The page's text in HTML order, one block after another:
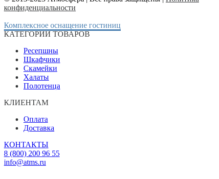
конфиденциальности
Комплексное оснащение гостиниц
КАТЕГОРИИ ТОВАРОВ
Ресепшны
Шкафчики
Скамейки
Халаты
Полотенца
КЛИЕНТАМ
Оплата
Доставка
КОНТАКТЫ
8 (800) 200 96 55
info@atms.ru